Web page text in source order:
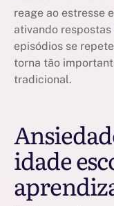
reage ao estresse
ativando
episódios se
torna tão
tradicional.
idade